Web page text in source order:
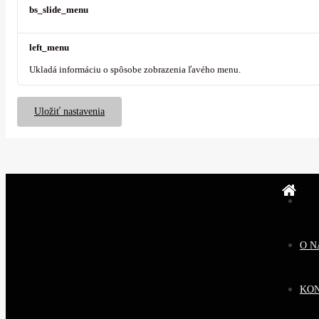
bs_slide_menu
left_menu
Ukladá informáciu o spôsobe zobrazenia ľavého menu.
Uložiť nastavenia
O